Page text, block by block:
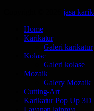
jasa
Home
Karikatur
Galeri karikatur
Kolase
Galeri kolase
Mozaik
Galery Mozaik
Cutting-Art
Karikatur Pop Up 3D
Layanan lainnya